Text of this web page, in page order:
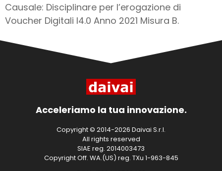
Causale: Disciplinare per l’erogazione di
Voucher Digitali I4.0 Anno 2021 Misura B.
Acceleriamo la tua innovazione.
Copyright © 2014-2026 Daivai S.r.l.
All rights reserved
SIAE reg. 2014003473
Copyright Off. WA.(US) reg. TXu 1-963-845